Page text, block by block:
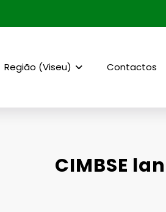
Região (Viseu) Contactos
CIMBSE